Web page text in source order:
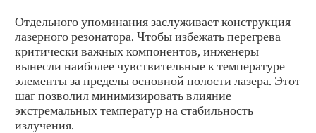
Отдельного упоминания заслуживает конструкция
лазерного резонатора. Чтобы избежать перегрева
критически важных компонентов, инженеры
вынесли наиболее чувствительные к температуре
элементы за пределы основной полости лазера. Этот
шаг позволил минимизировать влияние
экстремальных температур на стабильность
излучения.